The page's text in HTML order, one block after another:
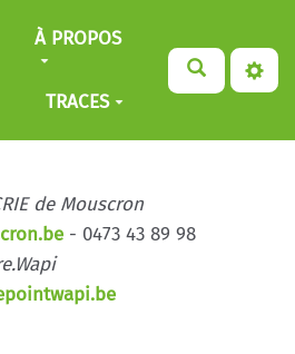
À PROPOS
TRACES
de Mouscron
- 0473 43 89 98